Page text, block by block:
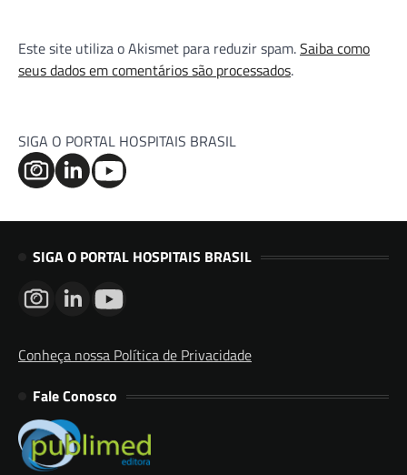
Este site utiliza o Akismet para reduzir spam.Saiba como
seus dados em comentários são processados.
SIGA O PORTAL HOSPITAIS BRASIL
SIGA O PORTAL HOSPITAIS BRASIL
Conheça nossa Política de Privacidade
Fale Conosco